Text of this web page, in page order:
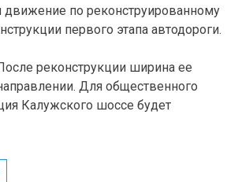
по реконструированному
первого этапа автодороги.
реконструкции ширина ее
Для общественного
Калужского шоссе будет